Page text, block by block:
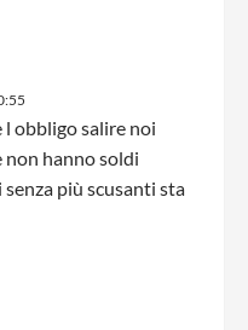
l obbligo salire noi
non hanno soldi
più scusanti sta